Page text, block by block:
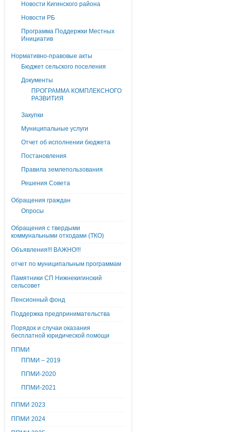
Новости Кигинского района
Новости РБ
Программа Поддержки Местных
Инициатив
Нормативно-правовые акты
Бюджет сельского поселения
Документы
ПРОГРАММА КОМПЛЕКСНОГО
РАЗВИТИЯ
Закупки
Муниципальные услуги
Отчет об исполнении бюджета
Постановления
Правила землепользования
Решения Совета
Обращения граждан
Опросы
Обращения с твердыми
коммунальными отходами (ТКО)
Объявления!!! ВАЖНО!!!
отчет по муниципальным программам
Памятники СП Нижнекигинский
сельсовет
Пенсионный фонд
Поддержка предпринимательства
Порядок и случаи оказания
бесплатной юридической помощи
ППМИ
ППМИ – 2019
ППМИ-2020
ППМИ-2021
ППМИ 2023
ППМИ 2024